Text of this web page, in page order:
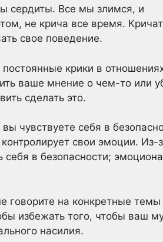
сердиты. Все мы злимся, и
не крича все время.
свое поведение.
крики в
ваше мнение о чем-то или
сделать это.
чувствуете себя в
свои эмоции. Из-
себя в безопасности;
говорите на конкретные темы
избежать того, чтобы ваш
насилия.